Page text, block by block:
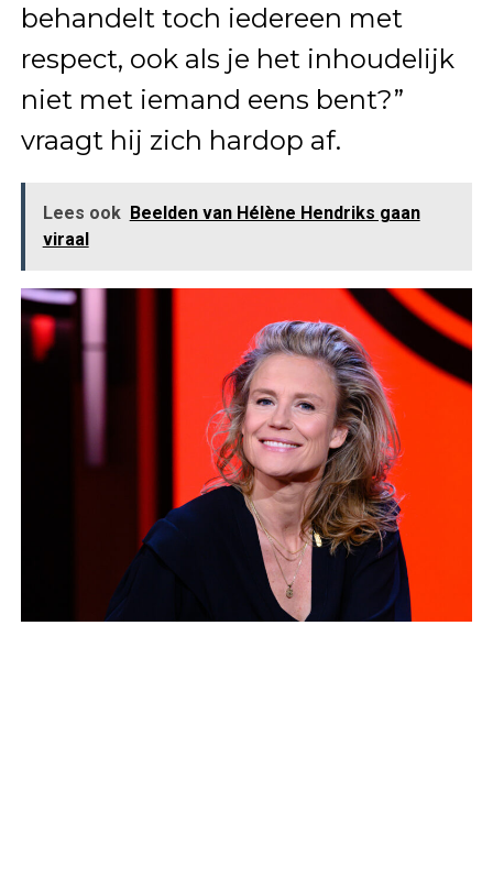
behandelt toch iedereen met
respect, ook als je het inhoudelijk
niet met iemand eens bent?”
vraagt hij zich hardop af.
Lees ook Beelden van Hélène Hendriks gaan
viraal